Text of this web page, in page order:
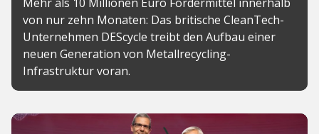
von nur zehn Monaten: Das britische CleanTech-
Unternehmen DEScycle treibt den Aufbau einer
neuen Generation von Metallrecycling-
Infrastruktur voran.